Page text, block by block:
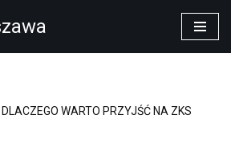
DLACZEGO WARTO PRZYJŚĆ NA ZKS